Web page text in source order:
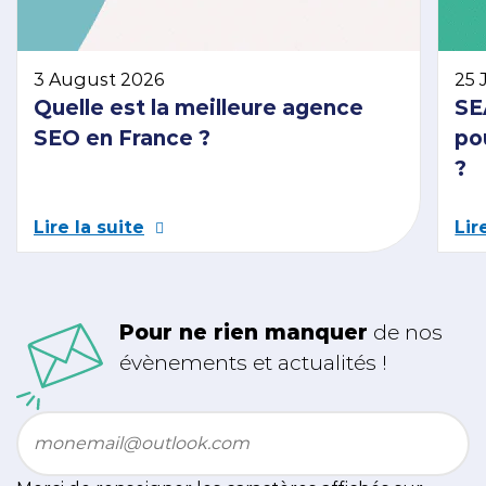
3 August 2026
Quelle est la meilleure agence
SEO en France ?
Lire la suite
25
?
Pour ne rien manquer de nos
évènements et actualités !
Email